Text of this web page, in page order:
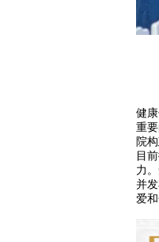
健
重
院
目
力
并
爱和